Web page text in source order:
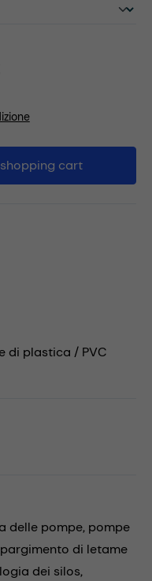
the desired
cart
di plastica / PVC
delle pompe, pompe
di letame
dei silos,